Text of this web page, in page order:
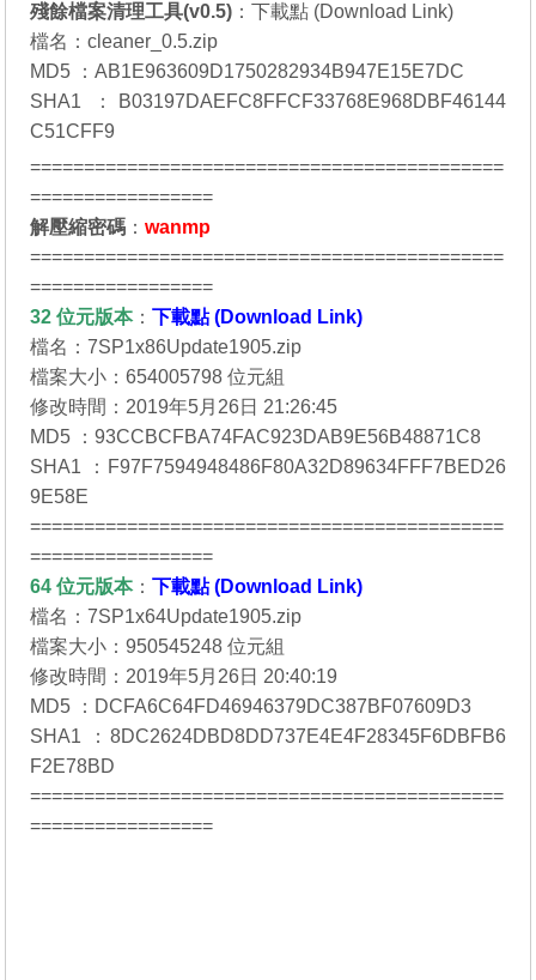
殘餘檔案清理工具(v0.5) ：下載點 (Download Link)
檔名：cleaner_0.5.zip
MD5 ：AB1E963609D1750282934B947E15E7DC
SHA1 ：B03197DAEFC8FFCF33768E968DBF46144
C51CFF9
============================================
=================
解壓縮密碼 ：wanmp
============================================
=================
32 位元版本：下載點 (Download Link)
檔名：7SP1x86Update1905.zip
檔案大小：654005798 位元組
修改時間：2019年5月26日 21:26:45
MD5 ：93CCBCFBA74FAC923DAB9E56B48871C8
SHA1 ：F97F7594948486F80A32D89634FFF7BED26
9E58E
============================================
=================
64 位元版本：下載點 (Download Link)
檔名：7SP1x64Update1905.zip
檔案大小：950545248 位元組
修改時間：2019年5月26日 20:40:19
MD5 ：DCFA6C64FD46946379DC387BF07609D3
SHA1 ：8DC2624DBD8DD737E4E4F28345F6DBFB6
F2E78BD
============================================
=================